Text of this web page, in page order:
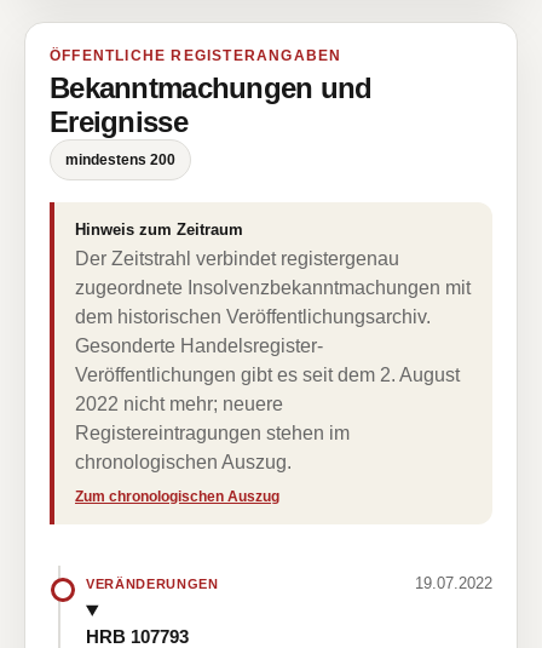
ÖFFENTLICHE REGISTERANGABEN
Bekanntmachungen und
Ereignisse
mindestens 200
Hinweis zum Zeitraum
Der Zeitstrahl verbindet registergenau
zugeordnete Insolvenzbekanntmachungen mit
dem historischen Veröffentlichungsarchiv.
Gesonderte Handelsregister-
Veröffentlichungen gibt es seit dem 2. August
2022 nicht mehr; neuere
Registereintragungen stehen im
chronologischen Auszug.
Zum chronologischen Auszug
VERÄNDERUNGEN 19.07.2022
HRB 107793